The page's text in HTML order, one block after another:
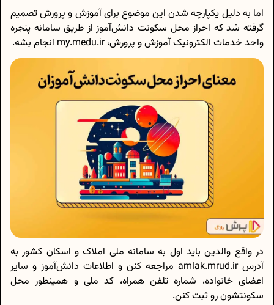
اما به دلیل یکپارچه شدن این موضوع برای آموزش و پرورش تصمیم
گرفته شد که احراز محل سکونت دانش‌آموز از طریق سامانه پنجره
واحد خدمات الکترونیک آموزش و پرورش، my.medu.ir انجام بشه.
در واقع والدین باید اول به سامانه ملی املاک و اسکان کشور به
آدرس amlak.mrud.ir مراجعه کنن و اطلاعات دانش‌آموز و سایر
اعضای خانواده، شماره تلفن همراه، کد ملی و همینطور محل
سکونتشون رو ثبت کنن.